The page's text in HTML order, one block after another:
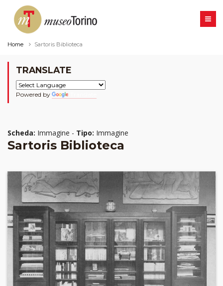
Home Sartoris Biblioteca
TRANSLATE
Powered by
Scheda: Immagine - Tipo: Immagine
Sartoris Biblioteca